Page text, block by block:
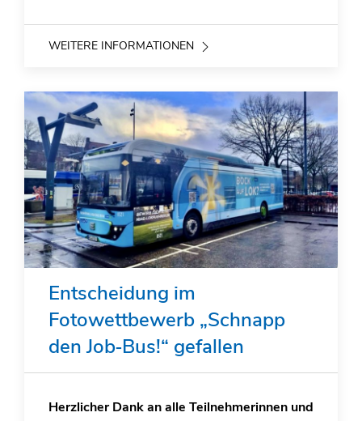
WEITERE INFORMATIONEN
Entscheidung im
Fotowettbewerb „Schnapp
den Job‑Bus!“ gefallen
Herzlicher Dank an alle Teilnehmerinnen und